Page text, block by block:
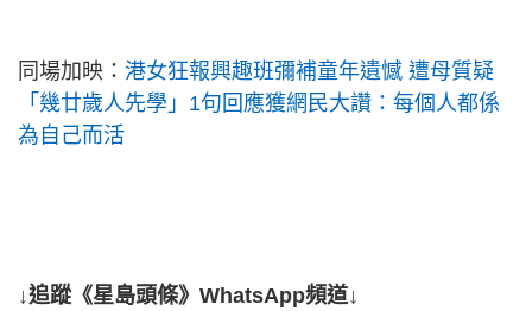
同場加映： 港女狂報興趣班彌補童年遺憾 遭母質疑
「幾廿歲人先學」1句回應獲網民大讚：每個人都係
為自己而活
↓追蹤《星島頭條》WhatsApp頻道↓